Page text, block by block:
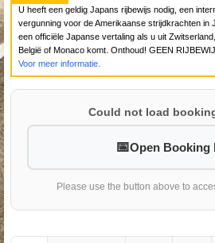
U heeft een geldig Japans rijbewijs nodig, een
vergunning voor de Amerikaanse strijdkrachten in
een officiële Japanse vertaling als u uit
België of Monaco komt. Onthoud! GEEN
Voor meer informatie.
Could not load
Open Booking
Please use the button above to